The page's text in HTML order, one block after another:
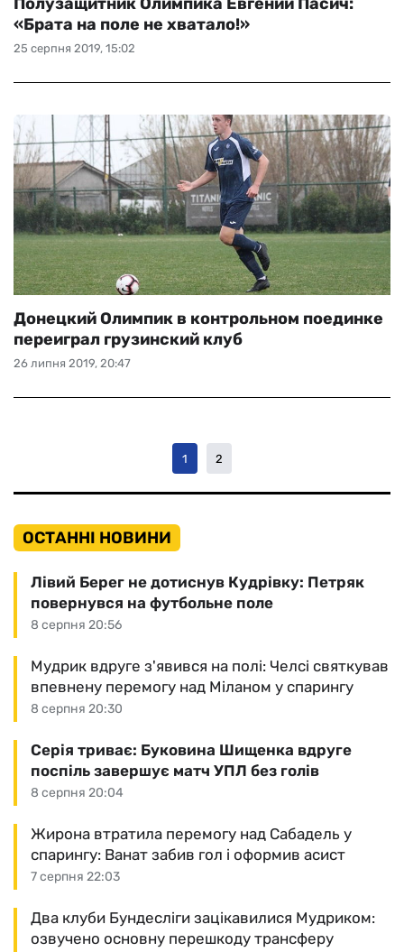
25 серпня 2019, 15:02
«Брата на поле не хватало!»
26 липня 2019, 20:47
Донецкий Олимпик в контрольном поединке
переиграл грузинский клуб
1 2
ОСТАННІ НОВИНИ
8 серпня 20:56
Лівий Берег не дотиснув Кудрівку: Петряк
повернувся на футбольне поле
8 серпня 20:30
Мудрик вдруге з'явився на полі: Челсі святкував
впевнену перемогу над Міланом у спарингу
8 серпня 20:04
Серія триває: Буковина Шищенка вдруге
поспіль завершує матч УПЛ без голів
7 серпня 22:03
Жирона втратила перемогу над Сабадель у
спарингу: Ванат забив гол і оформив асист
Два клуби Бундесліги зацікавилися Мудриком:
озвучено основну перешкоду трансферу